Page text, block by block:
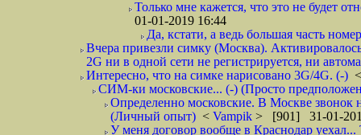
Только мне кажется, что это не будет
01-01-2019 16:44
Да, кстати, а ведь большая часть
Вчера привезли симку (Москва).
2G ни в одной сети не регистрируется, ни
Интересно, что на симке нарисовано 3G/4G. (-)
СИМ-ки московские... (-) (Просто
Определенно московские. В Москве звонок
(Личный опыт) < Vampik > [901] 31-01-
У меня договор вообще в Краснодар